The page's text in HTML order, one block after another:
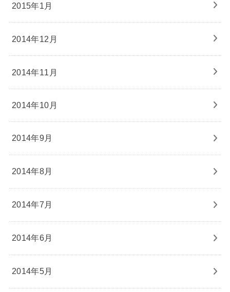
2015年1月
2014年12月
2014年11月
2014年10月
2014年9月
2014年8月
2014年7月
2014年6月
2014年5月